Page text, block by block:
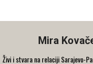
Mira
Živi i stvara na relaciji Sarajevo-